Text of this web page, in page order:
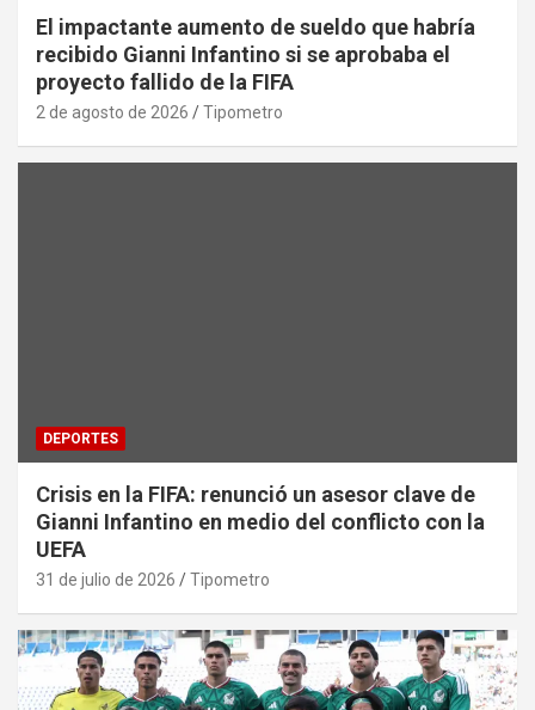
El impactante aumento de sueldo que habría
recibido Gianni Infantino si se aprobaba el
proyecto fallido de la FIFA
2 de agosto de 2026 Tipometro
DEPORTES
Crisis en la FIFA: renunció un asesor clave de
Gianni Infantino en medio del conflicto con la
UEFA
31 de julio de 2026 Tipometro